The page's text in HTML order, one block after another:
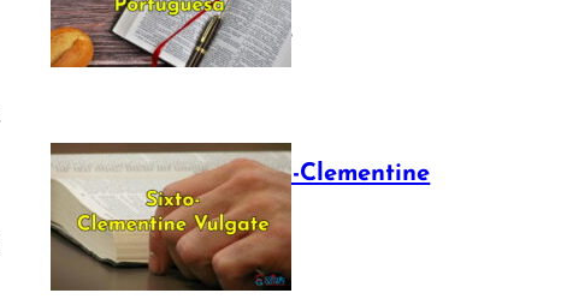
July 16, 2025
The Sixto-Clementine
Vulgate
July 12, 2025